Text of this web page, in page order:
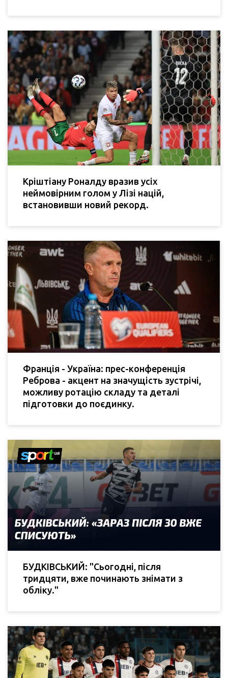
Кріштіану Роналду вразив усіх
неймовірним голом у Лізі націй,
встановивши новий рекорд.
Франція - Україна: прес-конференція
Реброва - акцент на значущість зустрічі,
можливу ротацію складу та деталі
підготовки до поєдинку.
БУДКІВСЬКИЙ: "Сьогодні, після
тридцяти, вже починають знімати з
обліку."